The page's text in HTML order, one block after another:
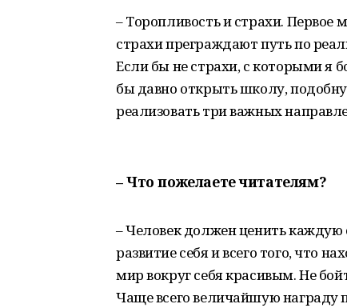
– Торопливость и страхи.
страхи преграждают путь по
Если бы не страхи, с которыми я
бы давно открыть школу,
реализовать три важных
– Что пожелаете читателям?
– Человек должен ценить каждую
развитие себя и всего того, что
мир вокруг себя красивым. Не
Чаще всего величайшую награду